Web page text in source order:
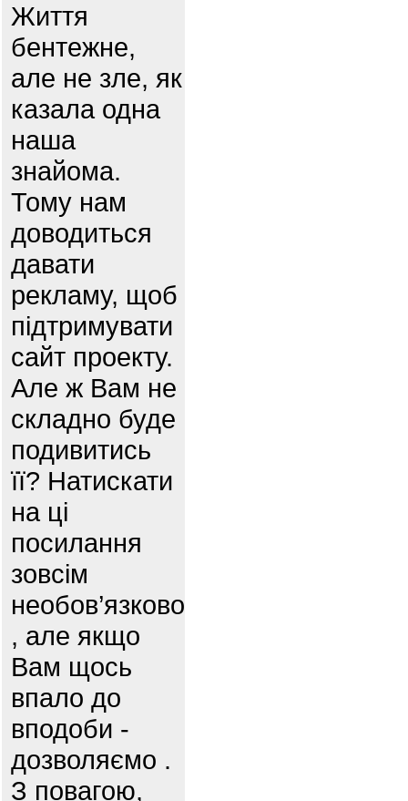
Життя
бентежне,
але не зле, як
казала одна
наша
знайома.
Тому нам
доводиться
давати
рекламу, щоб
підтримувати
сайт проекту.
Але ж Вам не
складно буде
подивитись
її? Натискати
на ці
посилання
зовсім
необов’язково
, але якщо
Вам щось
впало до
вподоби -
дозволяємо .
З повагою,